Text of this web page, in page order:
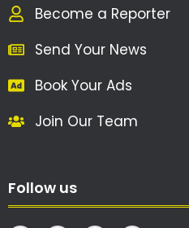
Become a Reporter
Send Your News
Book Your Ads
Join Our Team
Follow us